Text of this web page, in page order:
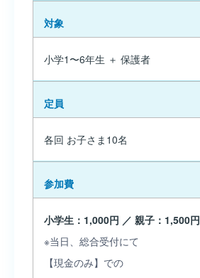
対象
小学1〜6年生 ＋ 保護者
定員
各回 お子さま10名
参加費
小学生：1,000円 ／ 親子：1,500円
※当日、総合受付にて
【現金のみ】での